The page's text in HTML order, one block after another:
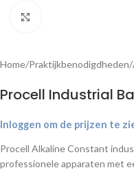
Home Praktijkbenodigdheden
Procell Industrial
Inloggen om de prijzen te
Procell Alkaline Constant
professionele apparaten met